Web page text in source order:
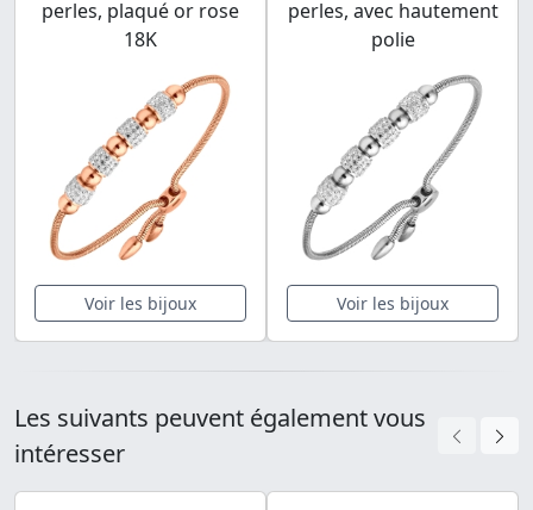
perles, plaqué or rose
18K
Voir les bijoux
perles, avec hautement
polie
Voir les bijoux
Les suivants peuvent également vous
intéresser